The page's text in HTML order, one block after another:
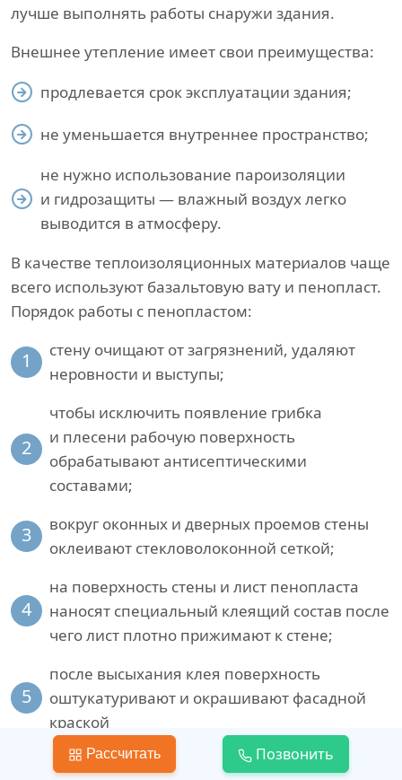
лучше выполнять работы снаружи здания.
Внешнее утепление имеет свои преимущества:
продлевается срок эксплуатации здания;
не уменьшается внутреннее пространство;
не нужно использование пароизоляции
и гидрозащиты — влажный воздух легко
выводится в атмосферу.
В качестве теплоизоляционных материалов чаще
всего используют базальтовую вату и пенопласт.
Порядок работы с пенопластом:
1
стену очищают от загрязнений, удаляют
неровности и выступы;
2
чтобы исключить появление грибка
и плесени рабочую поверхность
обрабатывают антисептическими
составами;
3
вокруг оконных и дверных проемов стены
оклеивают стекловолоконной сеткой;
4
на поверхность стены и лист пенопласта
наносят специальный клеящий состав после
чего лист плотно прижимают к стене;
5
после высыхания клея поверхность
оштукатуривают и окрашивают фасадной
краской
Рассчитать Позвонить